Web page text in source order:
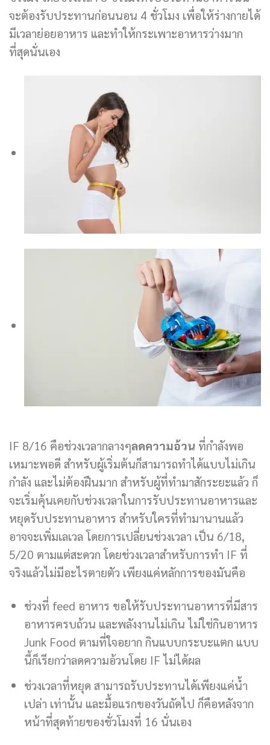
จะต้องรับประทานก่อนนอน 4 ชั่วโมง เพื่อให้ร่างกายได้
มีเวลาย่อยอาหาร และทำให้กระเพาะอาหารว่างมาก
ที่สุดนั่นเอง
IF 8/16 คือช่วงเวลากลางๆลดความอ้วน ที่กำลังพอ
เหมาะพอดี สำหรับผู้เริ่มต้นก็สามารถทำได้แบบไม่เกิน
กำลัง และไม่ต้องฝืนมาก สำหรับผู้ที่ทำมาสักระยะแล้ว ก็
จะเริ่มคุ้นเคยกับช่วงเวลาในการรับประทานอาหารและ
หยุดรับประทานอาหาร สำหรับใครที่ทำมานานแล้ว
อาจจะเพิ่มเลเวล โดยการเปลี่ยนช่วงเวลา เป็น 6/18,
5/20 ตามแต่สะดวก โดยช่วงเวลาสำหรับการทำ IF ที่
จริงแล้วไม่มีอะไรตายตัว เพียงแค่หลักการของมันคือ
ช่วงที่ feed อาหาร ขอให้รับประทานอาหารที่มีสาร
อาหารครบถ้วน และพลังงานไม่เกิน ไม่ใช่กินอาหาร
Junk Food ตามที่ใจอยาก กินแบบกระบะแตก แบบ
นี้ก็เรียกว่าลดความอ้วนโดย IF ไม่ได้ผล
ช่วงเวลาที่หยุด สามารถรับประทานได้เพียงแค่น้ำ
เปล่า เท่านั้น และมื้อแรกของวันถัดไป ก็คือหลังจาก
หน้าที่สุดท้ายของชั่วโมงที่ 16 นั่นเอง